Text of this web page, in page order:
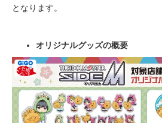
となります。
オリジナルグッズの概要